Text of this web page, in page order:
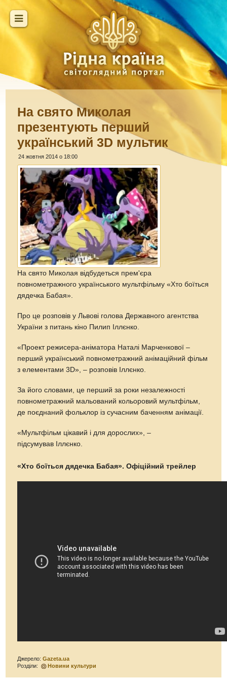
На свято Миколая
презентують перший
український 3D мультик
24 жовтня 2014 о 18:00
На свято Миколая відбудеться прем'єра
повнометражного українського мультфільму «Хто боїться
дядечка Бабая».
Про це розповів у Львові голова Державного агентства
України з питань кіно Пилип Іллєнко.
«Проект режисера-аніматора Наталі Марченкової –
перший український повнометражний анімаційний фільм
з елементами 3D», – розповів Іллєнко.
За його словами, це перший за роки незалежності
повнометражний мальований кольоровий мультфільм,
де поєднаний фольклор із сучасним баченням анімації.
«Мультфільм цікавий і для дорослих», –
підсумував Іллєнко.
«Хто боїться дядечка Бабая». Офіційний трейлер
Джерело:Gazeta.ua
Розділи:
Новини культури